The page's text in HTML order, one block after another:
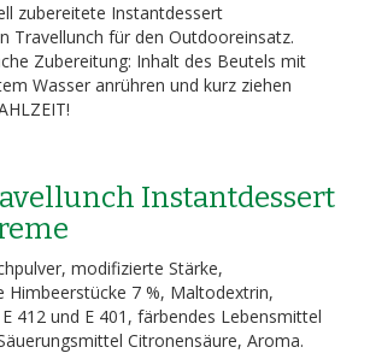
zubereitete Instantdessert
Travellunch für den Outdooreinsatz.
Zubereitung: Inhalt des Beutels mit
Wasser anrühren und kurz ziehen
Instantdessert
modifizierte Stärke,
Himbeerstücke 7 %, Maltodextrin,
412 und E 401, färbendes Lebensmittel
Citronensäure, Aroma.